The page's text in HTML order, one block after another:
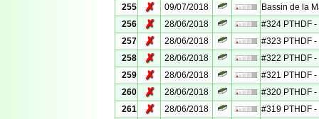
255
✗ 09/07/2018
Bassin de la
256
✗ 28/06/2018
#324 PTHDF
257
✗ 28/06/2018
#323 PTHDF
258
✗ 28/06/2018
#322 PTHDF
259
✗ 28/06/2018
#321 PTHDF
260
✗ 28/06/2018
#320 PTHDF
261
✗ 28/06/2018
#319 PTHDF